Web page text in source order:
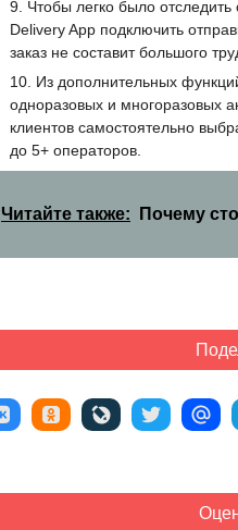
Чтобы легко было
Delivery App подключить
заказ не составит большого
Из дополнительных
одноразовых и многоразовых
клиентов самостоятельно
до 5+ операторов.
Читайте также: Почему